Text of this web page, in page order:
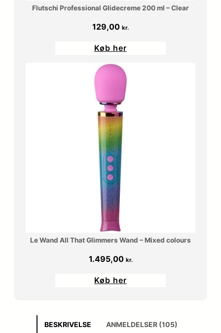
Flutschi Professional Glidecreme 200 ml – Clear
129,00 kr.
Køb her
Le Wand All That Glimmers Wand – Mixed colours
1.495,00 kr.
Køb her
BESKRIVELSE ANMELDELSER (105)